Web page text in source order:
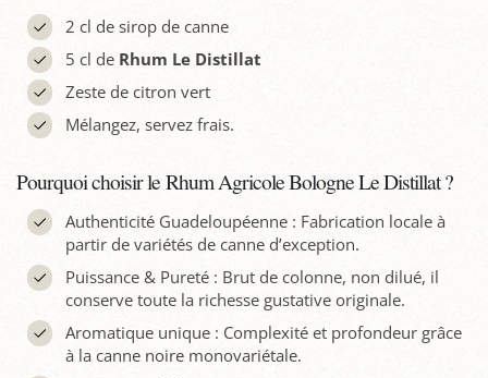
2 cl de sirop de canne
5 cl de Rhum Le Distillat
Zeste de citron vert
Mélangez, servez frais.
Pourquoi choisir le Rhum Agricole Bologne Le Distillat ?
Authenticité Guadeloupéenne : Fabrication locale à
partir de variétés de canne d’exception.
Puissance & Pureté : Brut de colonne, non dilué, il
conserve toute la richesse gustative originale.
Aromatique unique : Complexité et profondeur grâce
à la canne noire monovariétale.